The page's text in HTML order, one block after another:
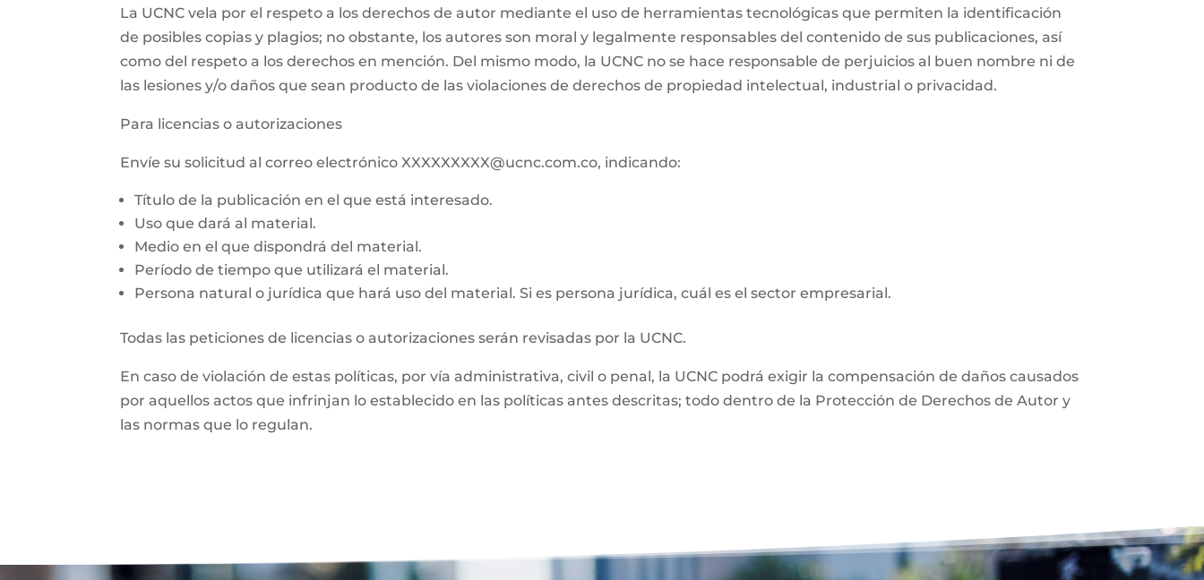
La UCNC vela por el respeto a los derechos de autor mediante el uso de herramientas tecnológicas que permiten la identificación
de posibles copias y plagios; no obstante, los autores son moral y legalmente responsables del contenido de sus publicaciones, así
como del respeto a los derechos en mención. Del mismo modo, la UCNC no se hace responsable de perjuicios al buen nombre ni de
las lesiones y/o daños que sean producto de las violaciones de derechos de propiedad intelectual, industrial o privacidad.
Para licencias o autorizaciones
Envíe su solicitud al correo electrónico XXXXXXXXX@ucnc.com.co, indicando:
Título de la publicación en el que está interesado.
Uso que dará al material.
Medio en el que dispondrá del material.
Período de tiempo que utilizará el material.
Persona natural o jurídica que hará uso del material. Si es persona jurídica, cuál es el sector empresarial.
Todas las peticiones de licencias o autorizaciones serán revisadas por la UCNC.
En caso de violación de estas políticas, por vía administrativa, civil o penal, la UCNC podrá exigir la compensación de daños causados
por aquellos actos que infrinjan lo establecido en las políticas antes descritas; todo dentro de la Protección de Derechos de Autor y
las normas que lo regulan.